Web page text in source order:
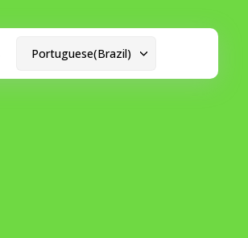
Portuguese(Brazil)